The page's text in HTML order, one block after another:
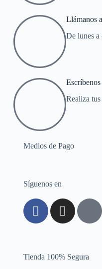
Llámanos
De lunes a
Realiza
Medios de Pago
Síguenos en
Tienda 100% Segura